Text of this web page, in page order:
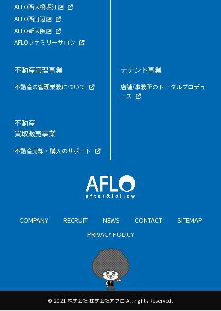
AFLO西大橋堀江店
AFLO西田辺店
AFLO新大阪店
AFLOファミリーサロン
不動産管理事業
不動産の管理業務について
テナント事業
店舗/事務所のトータルプロデュ
ース
不動産
買取販売事業
不動産売却・購入のサポート
COMPANY RECRUIT NEWS CONTACT
SITEMAP
PRIVACY POLICY
© 2021 株式会社 株式会社アフロ All rights Reserved.